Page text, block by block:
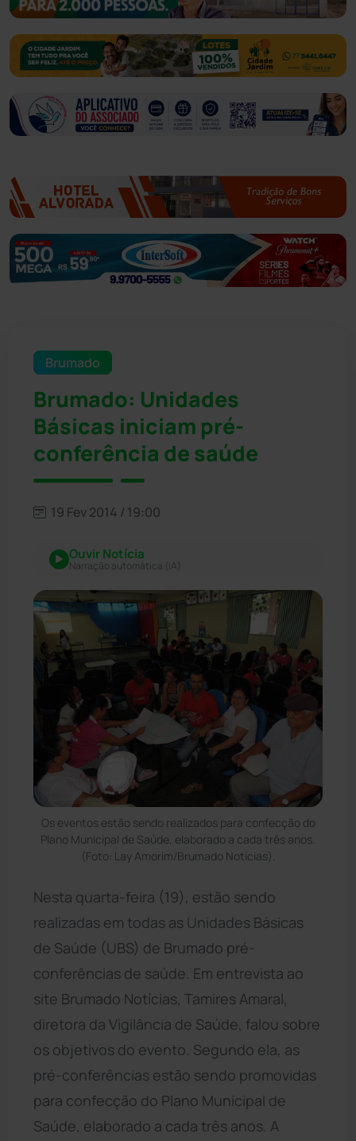
Brumado
Brumado: Unidades
Básicas iniciam pré-
conferência de saúde
19 Fev 2014 / 19:00
Ouvir Notícia
Narração automática (IA)
Os eventos estão sendo realizados para confecção do
Plano Municipal de Saúde, elaborado a cada três anos.
(Foto: Lay Amorim/Brumado Notícias).
Nesta quarta-feira (19), estão sendo
realizadas em todas as Unidades Básicas
de Saúde (UBS) de Brumado pré-
conferências de saúde. Em entrevista ao
site Brumado Notícias, Tamires Amaral,
diretora da Vigilância de Saúde, falou sobre
os objetivos do evento. Segundo ela, as
pré-conferências estão sendo promovidas
para confecção do Plano Municipal de
Saúde, elaborado a cada três anos. A